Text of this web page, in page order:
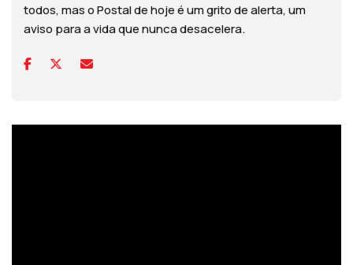
todos, mas o Postal de hoje é um grito de alerta, um
aviso para a vida que nunca desacelera.